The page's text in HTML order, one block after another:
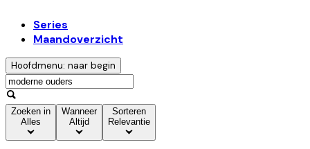
Series
Maandoverzicht
Hoofdmenu: naar begin
Zoeken in
Alles
Wanneer
Altijd
Sorteren
Relevantie